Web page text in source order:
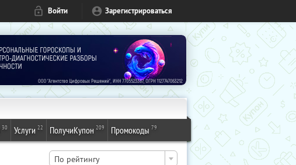
Войти Зарегистрироваться
30 Услуги 22 ПолучиКупон 209 Промокоды 79
По рейтингу